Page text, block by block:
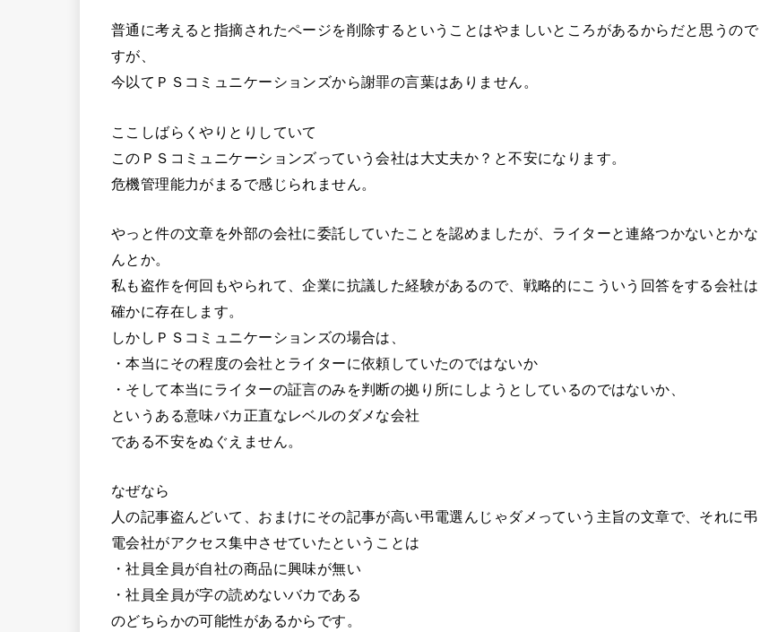
普通に考えると指摘されたページを削除するということはやましいところがあるからだと思うので
すが、
今以てＰＳコミュニケーションズから謝罪の言葉はありません。
ここしばらくやりとりしていて
このＰＳコミュニケーションズっていう会社は大丈夫か？と不安になります。
危機管理能力がまるで感じられません。
やっと件の文章を外部の会社に委託していたことを認めましたが、ライターと連絡つかないとかな
んとか。
私も盗作を何回もやられて、企業に抗議した経験があるので、戦略的にこういう回答をする会社は
確かに存在します。
しかしＰＳコミュニケーションズの場合は、
・本当にその程度の会社とライターに依頼していたのではないか
・そして本当にライターの証言のみを判断の拠り所にしようとしているのではないか、
というある意味バカ正直なレベルのダメな会社
である不安をぬぐえません。
なぜなら
人の記事盗んどいて、おまけにその記事が高い弔電選んじゃダメっていう主旨の文章で、それに弔
電会社がアクセス集中させていたということは
・社員全員が自社の商品に興味が無い
・社員全員が字の読めないバカである
のどちらかの可能性があるからです。